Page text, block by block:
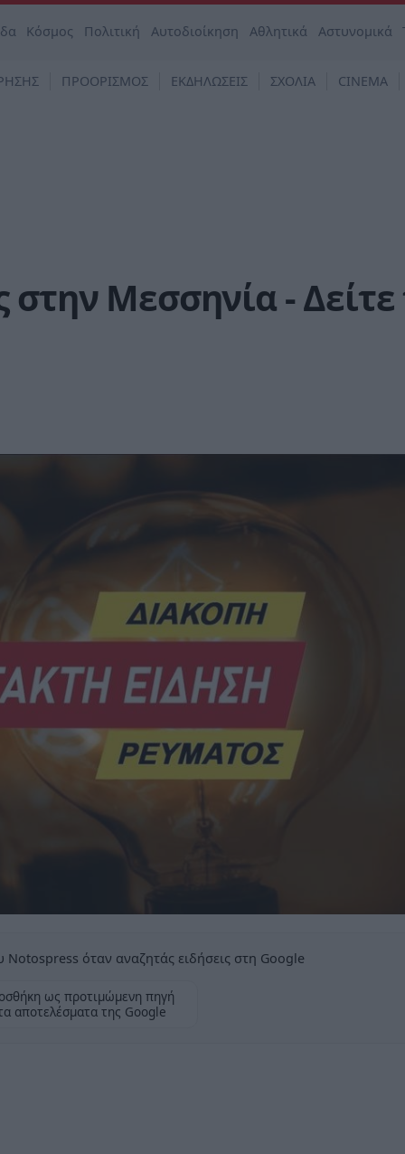
Κόσμος Πολιτική Αυτοδιοίκηση Αθλητικά Αστυνομικά
ΠΡΟΟΡΙΣΜΟΣ ΕΚΔΗΛΩΣΕΙΣ ΣΧΟΛΙΑ CINEMA
Μεσσηνία - Δείτε
όταν αναζητάς ειδήσεις στη Google
ως προτιμώμενη πηγή
αποτελέσματα της Google